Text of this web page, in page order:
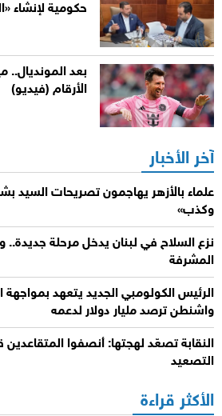
حكومية لإنشاء
بعد
الأرقام (فيديو)
آخر الأخبار
علماء بالأزهر يهاجمون تصريحات السيد
وكذب»
نزع السلاح في لبنان يدخل مرحلة جديدة..
المشرفة
الرئيس الكولومبي الجديد يتعهد بمواجهة
واشنطن ترصد مليار دولار لدعمه
النقابة تصعّد لهجتها: أنصفوا
التصعيد
الأكثر قراءة